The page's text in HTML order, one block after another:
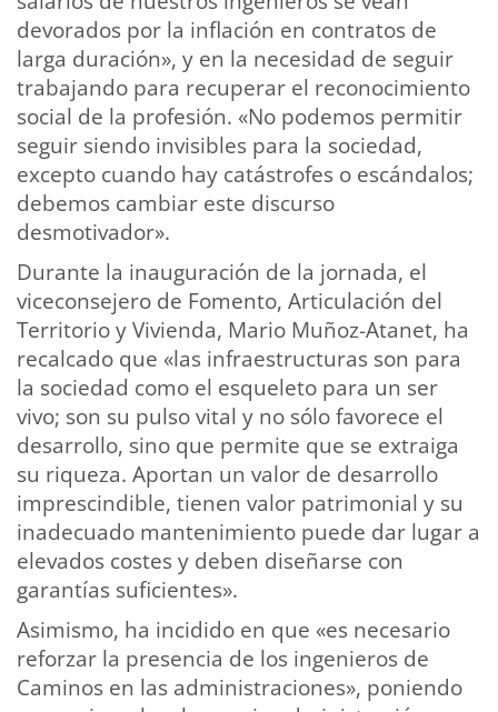
devorados por la inflación en contratos de
larga duración», y en la necesidad de seguir
trabajando para recuperar el reconocimiento
social de la profesión. «No podemos permitir
seguir siendo invisibles para la sociedad,
excepto cuando hay catástrofes o escándalos;
debemos cambiar este discurso
desmotivador».
Durante la inauguración de la jornada, el
viceconsejero de Fomento, Articulación del
Territorio y Vivienda, Mario Muñoz-Atanet, ha
recalcado que «las infraestructuras son para
la sociedad como el esqueleto para un ser
vivo; son su pulso vital y no sólo favorece el
desarrollo, sino que permite que se extraiga
su riqueza. Aportan un valor de desarrollo
imprescindible, tienen valor patrimonial y su
inadecuado mantenimiento puede dar lugar a
elevados costes y deben diseñarse con
garantías suficientes».
Asimismo, ha incidido en que «es necesario
reforzar la presencia de los ingenieros de
Caminos en las administraciones», poniendo